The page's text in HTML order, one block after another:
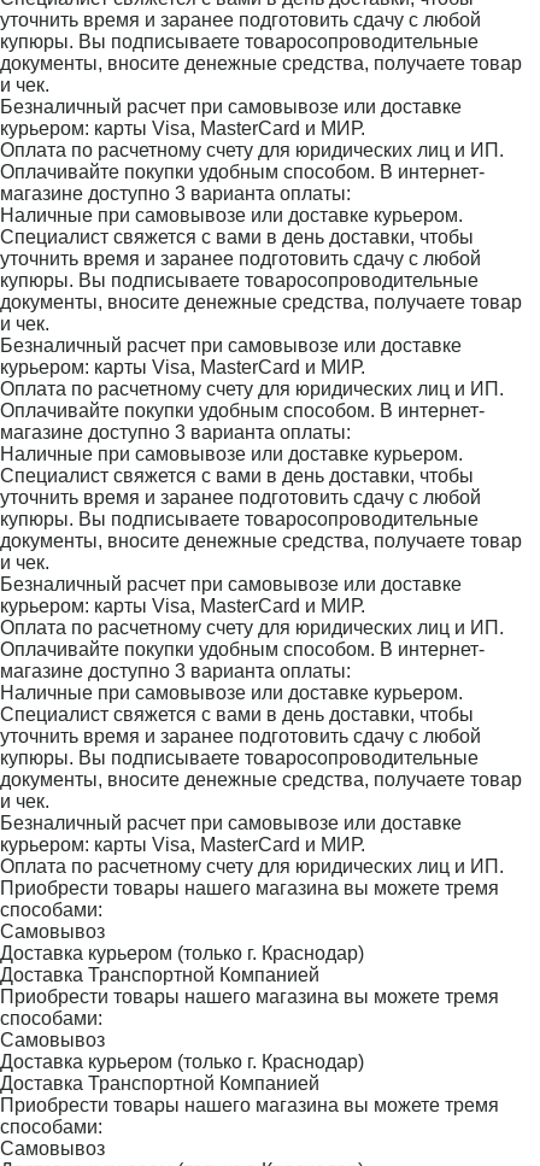
уточнить время и заранее подготовить сдачу с любой
купюры. Вы подписываете товаросопроводительные
документы, вносите денежные средства, получаете товар
и чек.
Безналичный расчет при самовывозе или доставке
курьером: карты Visa, MasterCard и МИР.
Оплата по расчетному счету для юридических лиц и ИП.
Оплачивайте покупки удобным способом. В интернет-
магазине доступно 3 варианта оплаты:
Наличные при самовывозе или доставке курьером.
Специалист свяжется с вами в день доставки, чтобы
уточнить время и заранее подготовить сдачу с любой
купюры. Вы подписываете товаросопроводительные
документы, вносите денежные средства, получаете товар
и чек.
Безналичный расчет при самовывозе или доставке
курьером: карты Visa, MasterCard и МИР.
Оплата по расчетному счету для юридических лиц и ИП.
Оплачивайте покупки удобным способом. В интернет-
магазине доступно 3 варианта оплаты:
Наличные при самовывозе или доставке курьером.
Специалист свяжется с вами в день доставки, чтобы
уточнить время и заранее подготовить сдачу с любой
купюры. Вы подписываете товаросопроводительные
документы, вносите денежные средства, получаете товар
и чек.
Безналичный расчет при самовывозе или доставке
курьером: карты Visa, MasterCard и МИР.
Оплата по расчетному счету для юридических лиц и ИП.
Оплачивайте покупки удобным способом. В интернет-
магазине доступно 3 варианта оплаты:
Наличные при самовывозе или доставке курьером.
Специалист свяжется с вами в день доставки, чтобы
уточнить время и заранее подготовить сдачу с любой
купюры. Вы подписываете товаросопроводительные
документы, вносите денежные средства, получаете товар
и чек.
Безналичный расчет при самовывозе или доставке
курьером: карты Visa, MasterCard и МИР.
Оплата по расчетному счету для юридических лиц и ИП.
Приобрести товары нашего магазина вы можете тремя
способами:
Самовывоз
Доставка курьером (только г. Краснодар)
Доставка Транспортной Компанией
Приобрести товары нашего магазина вы можете тремя
способами:
Самовывоз
Доставка курьером (только г. Краснодар)
Доставка Транспортной Компанией
Приобрести товары нашего магазина вы можете тремя
способами:
Самовывоз